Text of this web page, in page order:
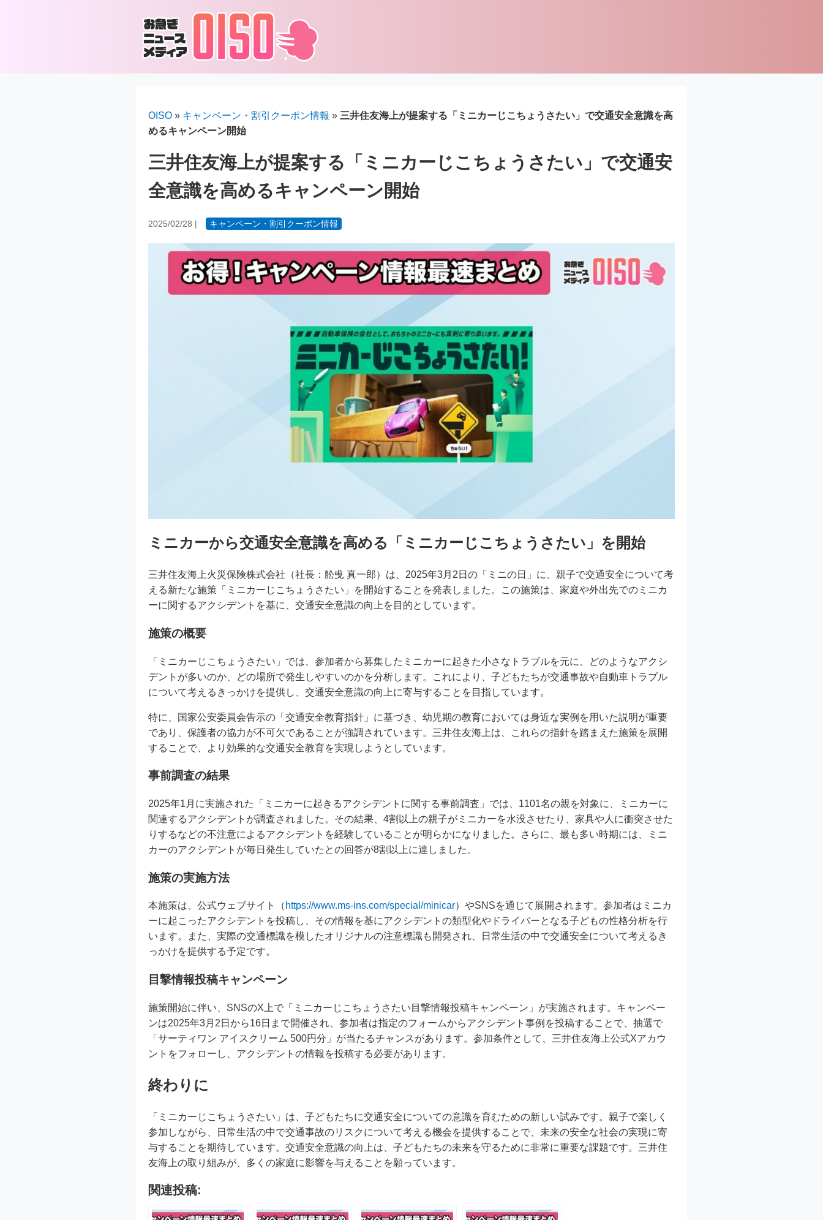
OISO » キャンペーン・割引クーポン情報 » 三井住友海上が提案する「ミニカーじこちょうさたい」で交通安全意識を高
めるキャンペーン開始
三井住友海上が提案する「ミニカーじこちょうさたい」で交通安
全意識を高めるキャンペーン開始
2025/02/28 | キャンペーン・割引クーポン情報
ミニカーから交通安全意識を高める「ミニカーじこちょうさたい」を開始
三井住友海上火災保険株式会社（社長：舩曵 真一郎）は、2025年3月2日の「ミニの日」に、親子で交通安全について考
える新たな施策「ミニカーじこちょうさたい」を開始することを発表しました。この施策は、家庭や外出先でのミニカ
ーに関するアクシデントを基に、交通安全意識の向上を目的としています。
施策の概要
「ミニカーじこちょうさたい」では、参加者から募集したミニカーに起きた小さなトラブルを元に、どのようなアクシ
デントが多いのか、どの場所で発生しやすいのかを分析します。これにより、子どもたちが交通事故や自動車トラブル
について考えるきっかけを提供し、交通安全意識の向上に寄与することを目指しています。
特に、国家公安委員会告示の「交通安全教育指針」に基づき、幼児期の教育においては身近な実例を用いた説明が重要
であり、保護者の協力が不可欠であることが強調されています。三井住友海上は、これらの指針を踏まえた施策を展開
することで、より効果的な交通安全教育を実現しようとしています。
事前調査の結果
2025年1月に実施された「ミニカーに起きるアクシデントに関する事前調査」では、1101名の親を対象に、ミニカーに
関連するアクシデントが調査されました。その結果、4割以上の親子がミニカーを水没させたり、家具や人に衝突させた
りするなどの不注意によるアクシデントを経験していることが明らかになりました。さらに、最も多い時期には、ミニ
カーのアクシデントが毎日発生していたとの回答が8割以上に達しました。
施策の実施方法
本施策は、公式ウェブサイト（ https://www.ms-ins.com/special/minicar）やSNSを通じて展開されます。参加者はミニカ
ーに起こったアクシデントを投稿し、その情報を基にアクシデントの類型化やドライバーとなる子どもの性格分析を行
います。また、実際の交通標識を模したオリジナルの注意標識も開発され、日常生活の中で交通安全について考えるき
っかけを提供する予定です。
目撃情報投稿キャンペーン
施策開始に伴い、SNSのX上で「ミニカーじこちょうさたい目撃情報投稿キャンペーン」が実施されます。キャンペー
ンは2025年3月2日から16日まで開催され、参加者は指定のフォームからアクシデント事例を投稿することで、抽選で
「サーティワン アイスクリーム 500円分」が当たるチャンスがあります。参加条件として、三井住友海上公式Xアカウ
ントをフォローし、アクシデントの情報を投稿する必要があります。
終わりに
「ミニカーじこちょうさたい」は、子どもたちに交通安全についての意識を育むための新しい試みです。親子で楽しく
参加しながら、日常生活の中で交通事故のリスクについて考える機会を提供することで、未来の安全な社会の実現に寄
与することを期待しています。交通安全意識の向上は、子どもたちの未来を守るために非常に重要な課題です。三井住
友海上の取り組みが、多くの家庭に影響を与えることを願っています。
関連投稿: